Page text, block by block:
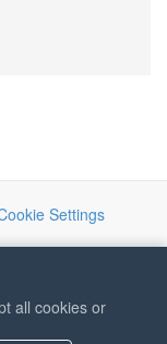
Settings
all cookies or